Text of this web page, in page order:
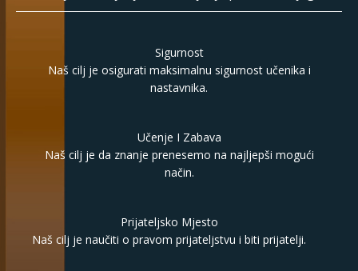
Sigurnost
Naš cilj je osigurati maksimalnu sigurnost učenika i
nastavnika.
Učenje I Zabava
Naš cilj je da znanje prenesemo na najljepši mogući
način.
Prijateljsko Mjesto
Naš cilj je naučiti o pravom prijateljstvu i biti prijatelji.